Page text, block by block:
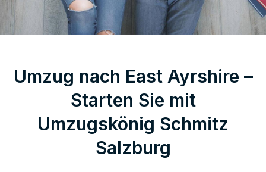
Umzug nach East Ayrshire –
Starten Sie mit
Umzugskönig Schmitz
Salzburg